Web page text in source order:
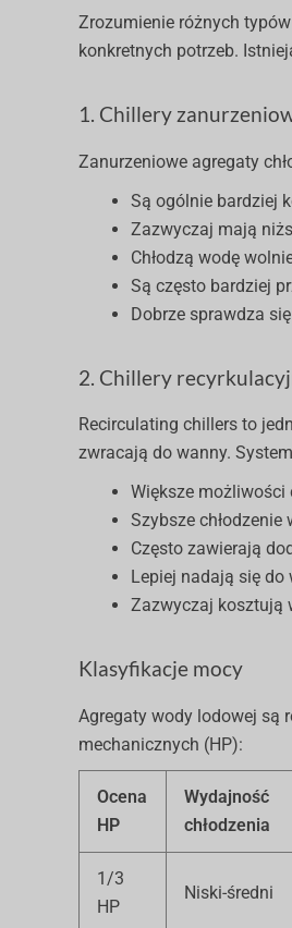
Zrozumienie różnych
konkretnych potrzeb.
1. Chillery
Zanurzeniowe agregaty
Są ogólnie bardziej
Zazwyczaj mają
Chłodzą wodę
Są często bardziej
Dobrze sprawdza
2. Chillery
Recirculating chillers to
zwracają do wanny.
Większe możliwości
Szybsze
Często zawierają
Lepiej nadają się
Zazwyczaj kosztują
Klasyfikacje mocy
Agregaty wody lodowej są
mechanicznych (HP):
Ocena
HP
Wydajność
chłodzenia
1/3
HP
Niski-średni